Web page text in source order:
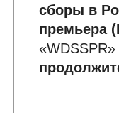
сборы в
премьера
«WDSSPR»